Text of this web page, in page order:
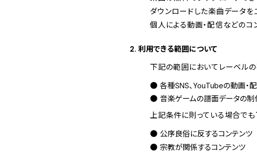
ダウンロードした楽曲データを
個人による動画・配信などの
2. 利用できる範囲について
下記の範囲においてレーベル
各種SNS、YouTubeの動画・
音楽ゲームの譜面データの制
上記条件に則っている場合で
公序良俗に反するコンテンツ
宗教が関係するコンテンツ